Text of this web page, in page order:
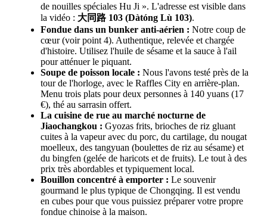
de nouilles spéciales Hu Ji ». L'adresse est visible dans
la vidéo : 大同路 103 (Dàtóng Lù 103).
Fondue dans un bunker anti-aérien : Notre coup de
cœur (voir point 4). Authentique, relevée et chargée
d'histoire. Utilisez l'huile de sésame et la sauce à l'ail
pour atténuer le piquant.
Soupe de poisson locale : Nous l'avons testé près de la
tour de l'horloge, avec le Raffles City en arrière-plan.
Menu trois plats pour deux personnes à 140 yuans (17
€), thé au sarrasin offert.
La cuisine de rue au marché nocturne de
Jiaochangkou : Gyozas frits, brioches de riz gluant
cuites à la vapeur avec du porc, du cartilage, du nougat
moelleux, des tangyuan (boulettes de riz au sésame) et
du bingfen (gelée de haricots et de fruits). Le tout à des
prix très abordables et typiquement local.
Bouillon concentré à emporter : Le souvenir
gourmand le plus typique de Chongqing. Il est vendu
en cubes pour que vous puissiez préparer votre propre
fondue chinoise à la maison.